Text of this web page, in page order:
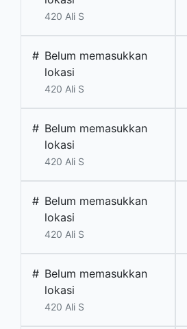
420 Ali S
# Belum memasukkan
lokasi
420 Ali S
# Belum memasukkan
lokasi
420 Ali S
# Belum memasukkan
lokasi
420 Ali S
# Belum memasukkan
lokasi
420 Ali S